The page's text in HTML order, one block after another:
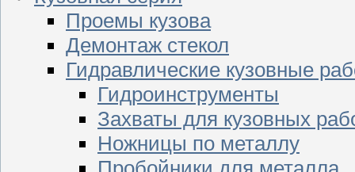
Проемы кузова
Демонтаж стекол
Гидравлические кузовные
Гидроинструменты
Захваты для кузовных
Ножницы по металлу